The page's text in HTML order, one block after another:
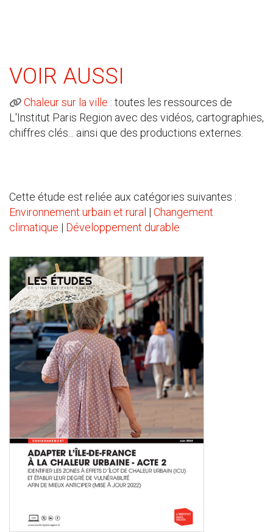
VOIR AUSSI
Chaleur sur la ville : toutes les ressources de
L'Institut Paris Region avec des vidéos, cartographies,
chiffres clés... ainsi que des productions externes.
Cette étude est reliée aux catégories suivantes :
Environnement urbain et rural | Changement
climatique | Développement durable